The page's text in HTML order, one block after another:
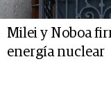
Milei y Noboa
energía nuclear